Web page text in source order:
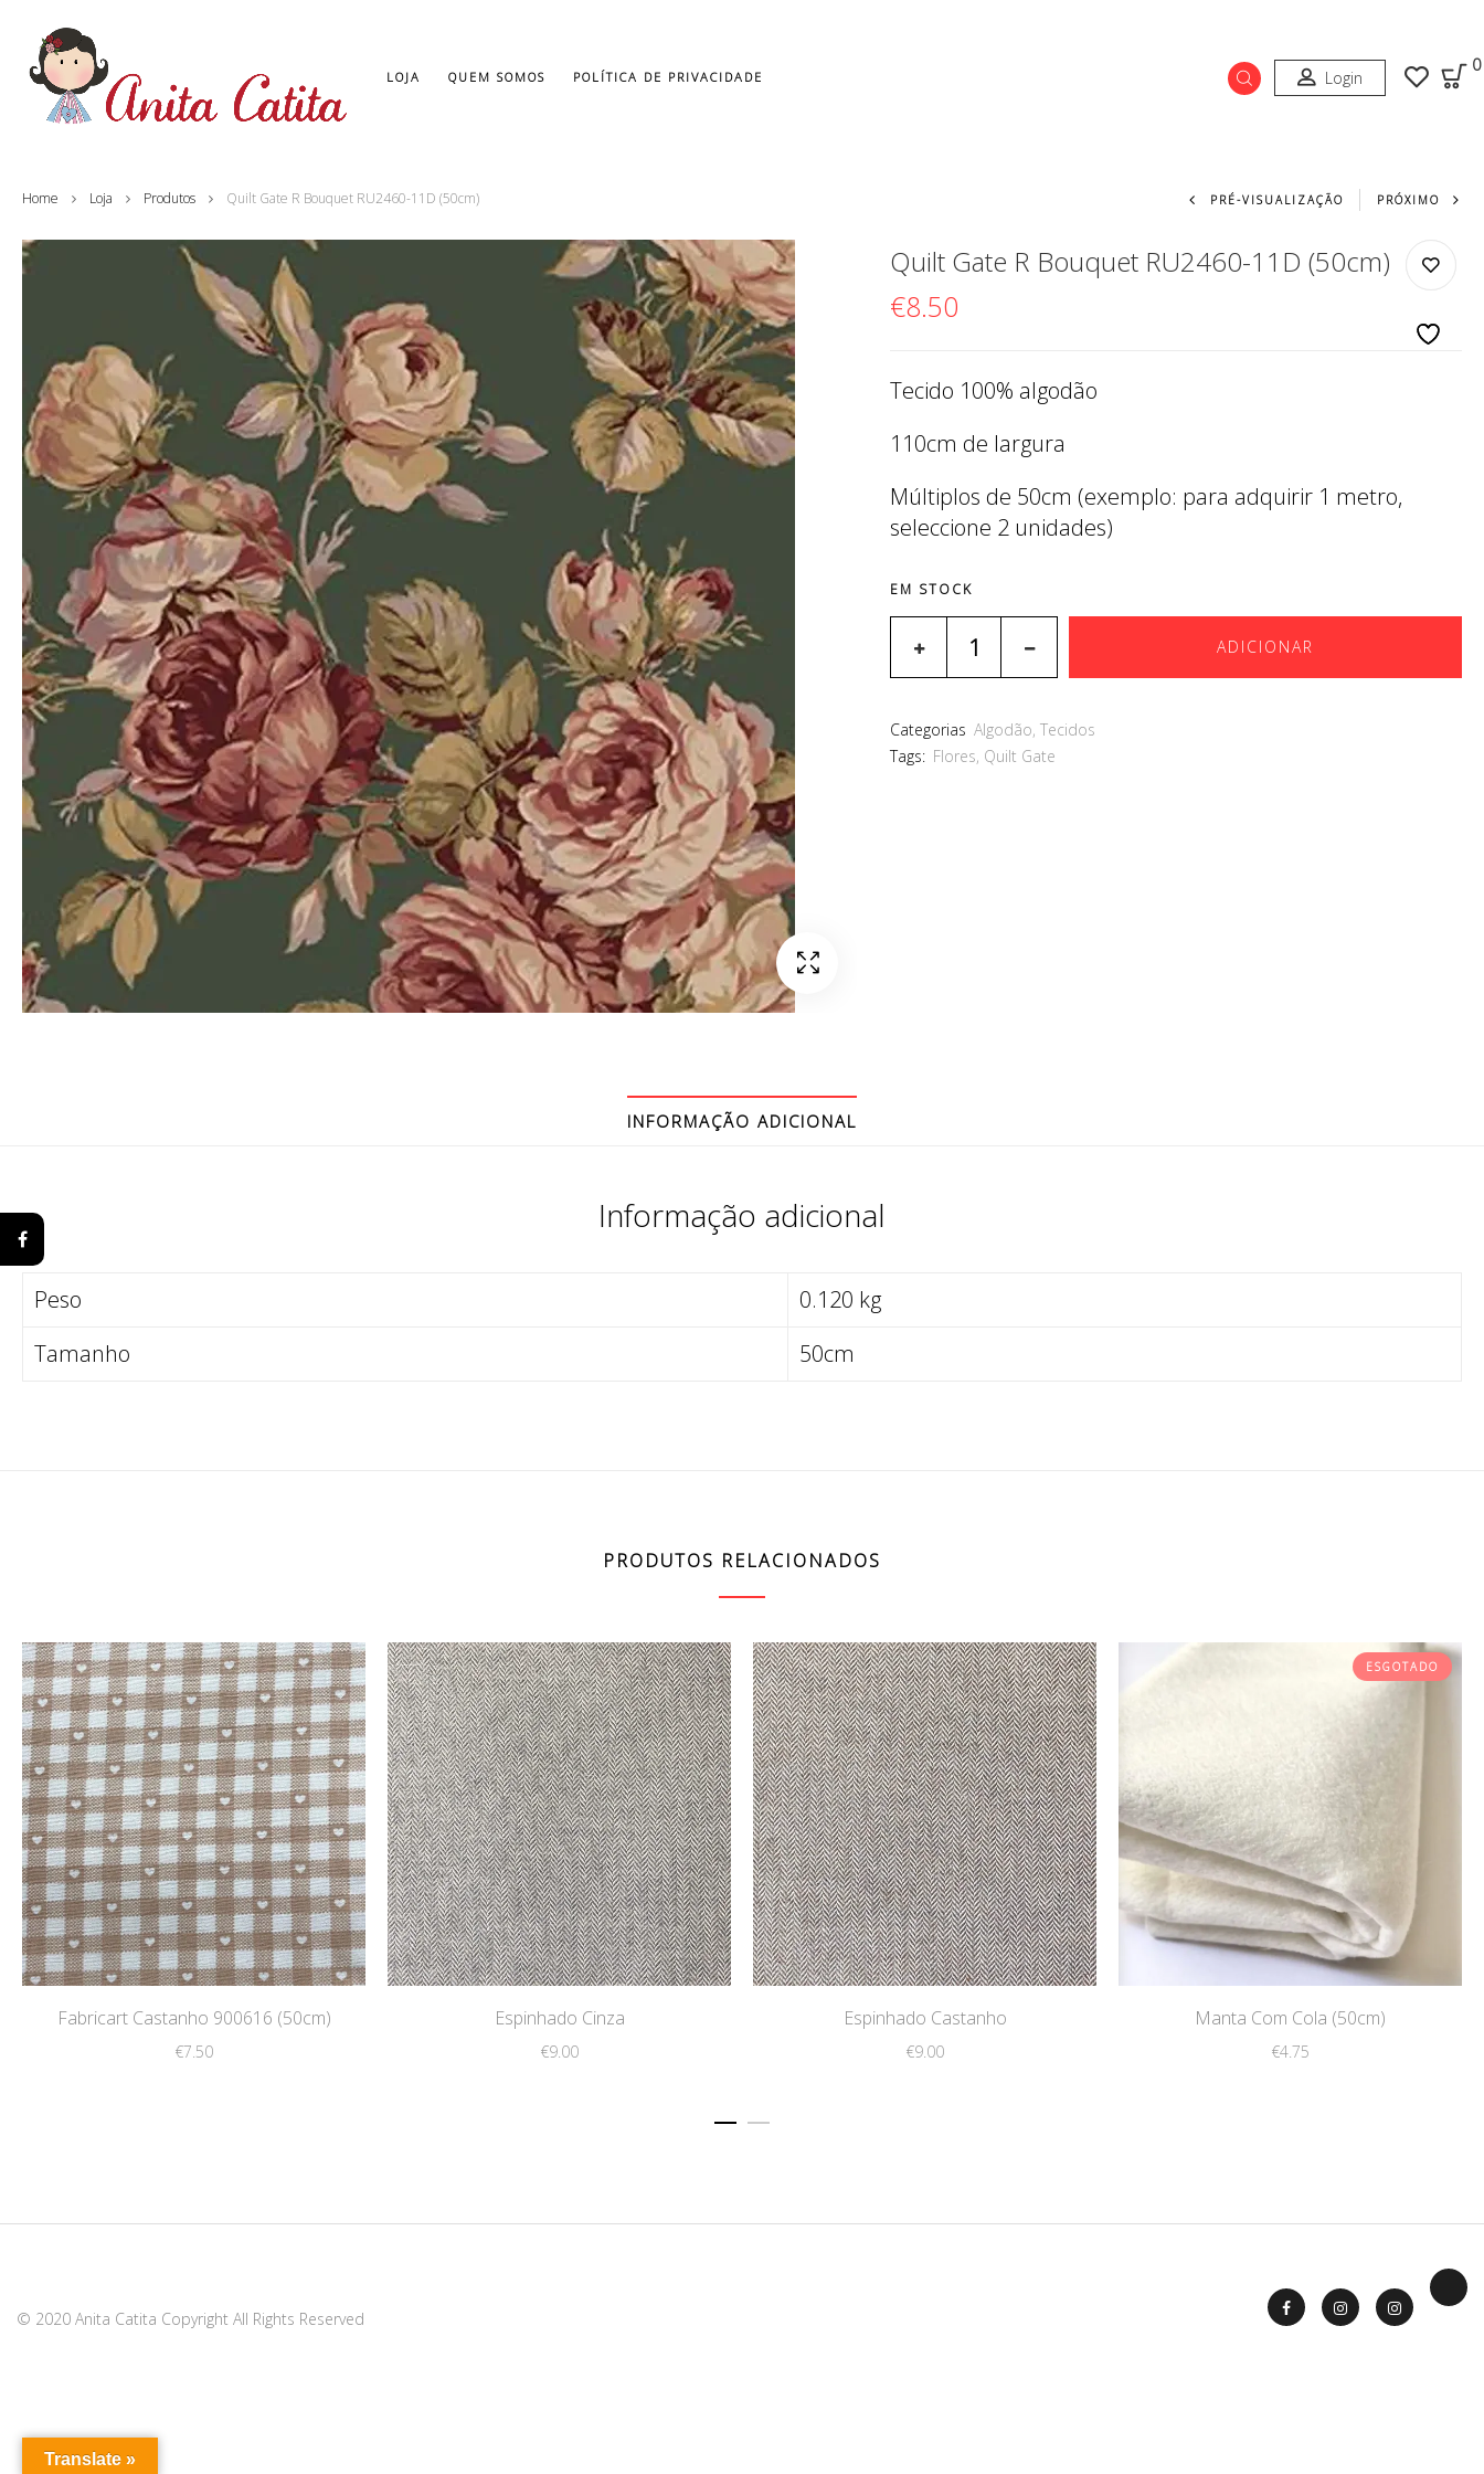
LOJA QUEM SOMOS POLÍTICA DE PRIVACIDADE Login
0
Home Loja Produtos Quilt Gate R Bouquet RU2460-11D (50cm) Navegação do
PRÉ-VISUALIZAÇÃO PRÓXIMO
Quilt Gate R Bouquet RU2460-11D (50cm)
€8.50
Tecido 100% algodão
110cm de largura
Múltiplos de 50cm (exemplo: para adquirir 1 metro,
seleccione 2 unidades)
EM STOCK
ADICIONAR
Categorias Algodão,Tecidos
Tags: Flores, Quilt Gate
INFORMAÇÃO ADICIONAL
Informação adicional
Peso
0.120 kg
Tamanho
50cm
PRODUTOS RELACIONADOS
Fabricart Castanho 900616 (50cm)
€7.50
Espinhado Cinza
€9.00
Espinhado Castanho
€9.00
ESGOTADO
Manta Com Cola (50cm)
€4.75
© 2020 Anita Catita Copyright All Rights Reserved
Translate »